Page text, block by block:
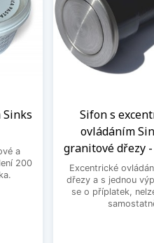
a
200
Sifon s
ovládáním
granitové dřezy
Excentrické
dřezy a s jednou
se o příplatek,